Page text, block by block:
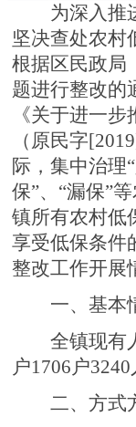
为深入推
坚决查处农村
根据区民政局
题进行整改的
《关于进一
（原民字
际，集中治理
保”、“漏保”
镇所有农村低
享受低保条件
整改工作开展
一、基本
全镇现有
户1706户3240
二、方式